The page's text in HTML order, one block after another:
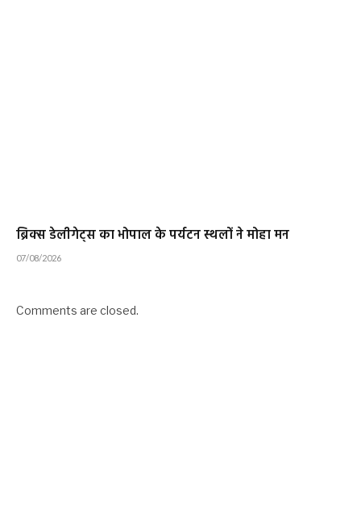
ब्रिक्स डेलीगेट्स का भोपाल के पर्यटन स्थलों ने मोहा मन
07/08/2026
Comments are closed.